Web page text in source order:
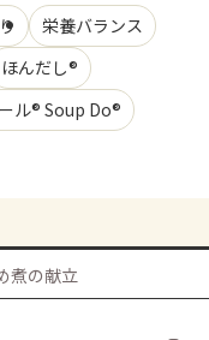
栄養バランス
ほんだし®
ル® Soup Do®
煮の献立